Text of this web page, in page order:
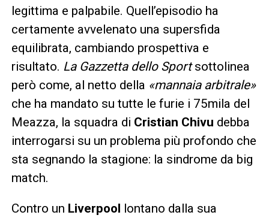
legittima e palpabile. Quell’episodio ha
certamente avvelenato una supersfida
equilibrata, cambiando prospettiva e
risultato. La Gazzetta dello Sportsottolinea
però come, al netto della «mannaia arbitrale»
che ha mandato su tutte le furie i 75mila del
Meazza, la squadra di Cristian Chivu debba
interrogarsi su un problema più profondo che
sta segnando la stagione: la sindrome da big
match.
Contro un Liverpool lontano dalla sua